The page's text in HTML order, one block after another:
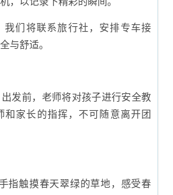
我们将联系旅行社，安排专车接
与舒适。
发前，老师将对孩子进行安全教
和家长的指挥，不可随意离开团
指触摸春天翠绿的草地，感受春